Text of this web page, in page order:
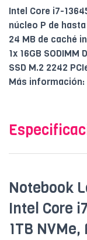
Intel Core i7-
núcleo P de
24 MB de caché
1x 16GB SODIMM
SSD M.2 2242
Más información:
Notebook
Intel Core
1TB NVMe,